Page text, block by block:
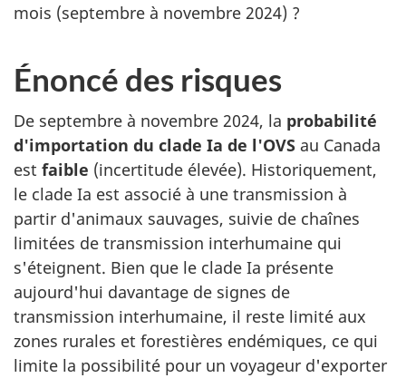
mois (septembre à novembre 2024) ?
Énoncé des risques
De septembre à novembre 2024, la probabilité
d'importation du clade Ia de l'OVS au Canada
est faible (incertitude élevée). Historiquement,
le clade Ia est associé à une transmission à
partir d'animaux sauvages, suivie de chaînes
limitées de transmission interhumaine qui
s'éteignent. Bien que le clade Ia présente
aujourd'hui davantage de signes de
transmission interhumaine, il reste limité aux
zones rurales et forestières endémiques, ce qui
limite la possibilité pour un voyageur d'exporter